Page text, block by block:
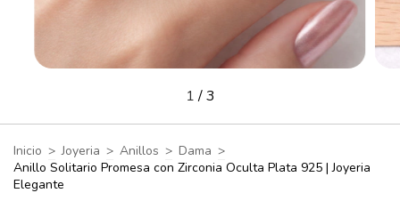
1/3
Inicio > Joyeria > Anillos > Dama >
Anillo Solitario Promesa con Zirconia Oculta Plata 925 | Joyeria
Elegante